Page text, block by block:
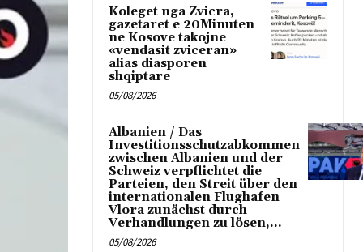
Koleget nga Zvicra,
gazetaret e 20Minuten
ne Kosove takojne
«vendasit zviceran»
alias diasporen
shqiptare
05/08/2026
Albanien / Das
Investitionsschutzabkommen
zwischen Albanien und der
Schweiz verpflichtet die
Parteien, den Streit über den
internationalen Flughafen
Vlora zunächst durch
Verhandlungen zu lösen,...
05/08/2026